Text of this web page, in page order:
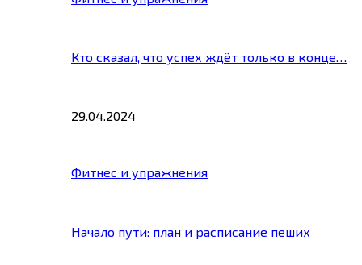
Кто сказал, что успех ждёт только в конце…
29.04.2024
Фитнес и упражнения
Начало пути: план и расписание пеших